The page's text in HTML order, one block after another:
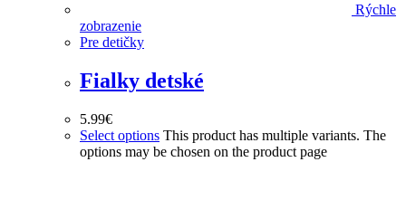
Rýchle
zobrazenie
Pre detičky
Fialky detské
5.99€
Select options This product has multiple variants. The
options may be chosen on the product page